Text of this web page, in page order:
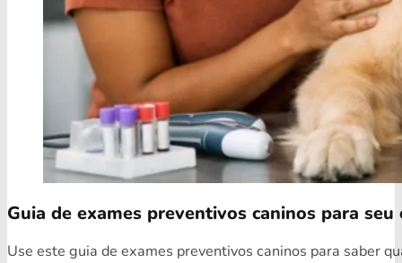
Guia de exames preventivos caninos para seu
Use este guia de exames preventivos caninos para saber